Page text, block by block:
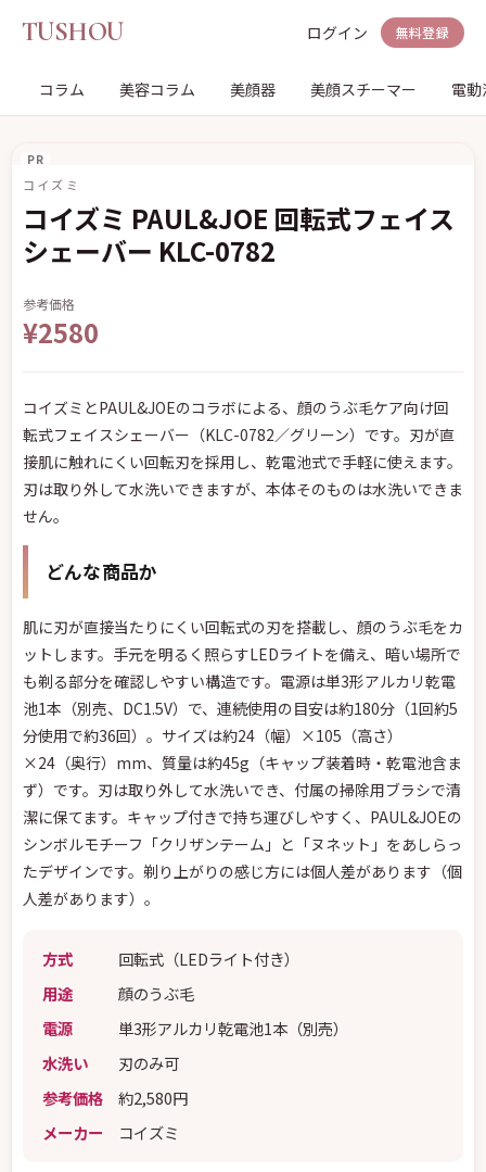
TUSHOU ログイン 無料登録
コラム 美容コラム 美顔器 美顔スチーマー 電
PR
コイズミ
コイズミ PAUL&JOE 回転式フェイス
シェーバー KLC-0782
参考価格
¥2580
コイズミとPAUL&JOEのコラボによる、顔のうぶ毛ケア向け回
転式フェイスシェーバー（KLC-0782／グリーン）です。刃が直
接肌に触れにくい回転刃を採用し、乾電池式で手軽に使えます。
刃は取り外して水洗いできますが、本体そのものは水洗いできま
せん。
どんな商品か
肌に刃が直接当たりにくい回転式の刃を搭載し、顔のうぶ毛をカ
ットします。手元を明るく照らすLEDライトを備え、暗い場所で
も剃る部分を確認しやすい構造です。電源は単3形アルカリ乾電
池1本（別売、DC1.5V）で、連続使用の目安は約180分（1回約5
分使用で約36回）。サイズは約24（幅）×105（高さ）
×24（奥行）mm、質量は約45g（キャップ装着時・乾電池含ま
ず）です。刃は取り外して水洗いでき、付属の掃除用ブラシで清
潔に保てます。キャップ付きで持ち運びしやすく、PAUL&JOEの
シンボルモチーフ「クリザンテーム」と「ヌネット」をあしらっ
たデザインです。剃り上がりの感じ方には個人差があります（個
人差があります）。
方式
回転式（LEDライト付き）
用途
顔のうぶ毛
電源
単3形アルカリ乾電池1本（別売）
水洗い
刃のみ可
参考価格
約2,580円
メーカー
コイズミ